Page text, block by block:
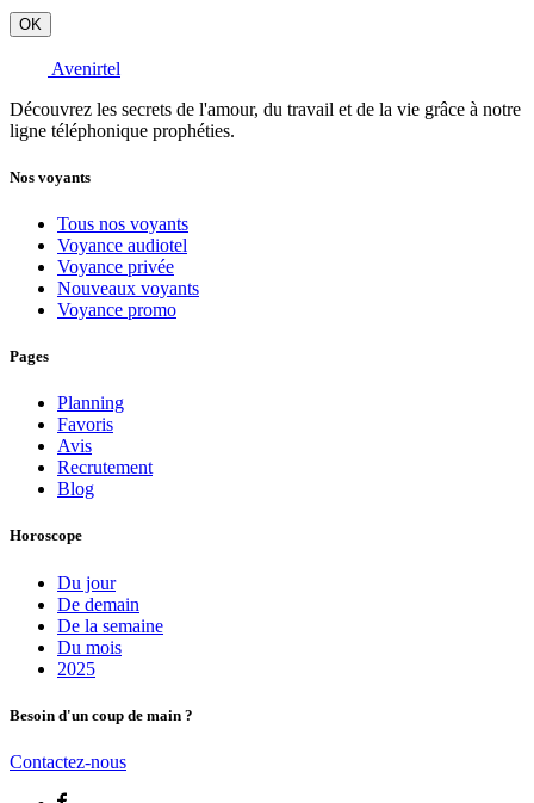
OK
Avenirtel
Découvrez les secrets de l'amour, du travail et de la vie grâce à notre
ligne téléphonique prophéties.
Nos voyants
Tous nos voyants
Voyance audiotel
Voyance privée
Nouveaux voyants
Voyance promo
Pages
Planning
Favoris
Avis
Recrutement
Blog
Horoscope
Du jour
De demain
De la semaine
Du mois
2025
Besoin d'un coup de main ?
Contactez-nous